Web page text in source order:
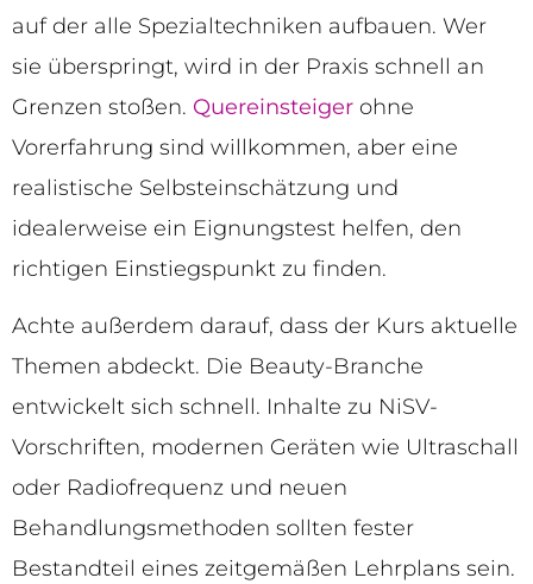
auf der alle Spezialtechniken aufbauen. Wer
sie überspringt, wird in der Praxis schnell an
Grenzen stoßen. Quereinsteiger ohne
Vorerfahrung sind willkommen, aber eine
realistische Selbsteinschätzung und
idealerweise ein Eignungstest helfen, den
richtigen Einstiegspunkt zu finden.
Achte außerdem darauf, dass der Kurs aktuelle
Themen abdeckt. Die Beauty-Branche
entwickelt sich schnell. Inhalte zu NiSV-
Vorschriften, modernen Geräten wie Ultraschall
oder Radiofrequenz und neuen
Behandlungsmethoden sollten fester
Bestandteil eines zeitgemäßen Lehrplans sein.